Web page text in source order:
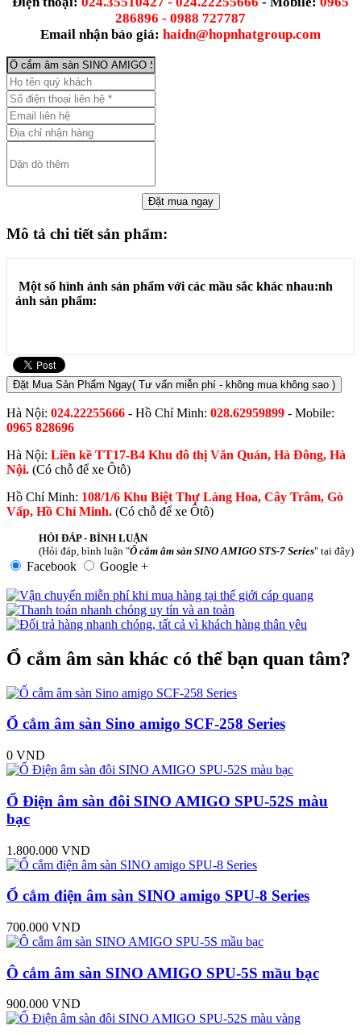
286896 - 0988 727787
Email nhận báo giá: haidn@hopnhatgroup.com
Mô tả chi tiết sản phẩm:
Một số hình ảnh sản phẩm với các mầu sắc khác nhau:nh
ảnh sản phẩm:
Đặt Mua Sản Phẩm Ngay( Tư vấn miễn phí - không mua không sao )
Hà Nội: 024.22255666 - Hồ Chí Minh: 028.62959899 - Mobile:
0965 828696
Hà Nội: Liền kề TT17-B4 Khu đô thị Văn Quán, Hà Đông, Hà
Nội. (Có chỗ để xe Ôtô)
Hồ Chí Minh: 108/1/6 Khu Biệt Thự Làng Hoa, Cây Trâm, Gò
Vấp, Hồ Chí Minh. (Có chỗ để xe Ôtô)
HỎI ĐÁP - BÌNH LUẬN
(Hỏi đáp, bình luận "Ô cắm âm sàn SINO AMIGO STS-7 Series" tại đây)
Facebook Google +
Ổ cắm âm sàn khác có thể bạn quan tâm?
Ổ cắm âm sàn Sino amigo SCF-258 Series
0 VND
Ổ Điện âm sàn đôi SINO AMIGO SPU-52S màu
bạc
1.800.000 VND
Ổ cắm điện âm sàn SINO amigo SPU-8 Series
700.000 VND
Ô cắm âm sàn SINO AMIGO SPU-5S mầu bạc
900.000 VND